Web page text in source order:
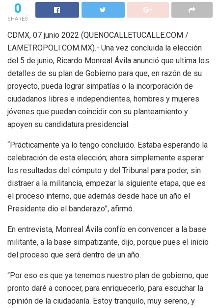
0
SHARES
CDMX, 07 junio 2022 (QUENOCALLETUCALLE.COM /
LAMETROPOLI.COM.MX).- Una vez concluida la elección
del 5 de junio, Ricardo Monreal Ávila anunció que ultima los
detalles de su plan de Gobierno para que, en razón de su
proyecto, pueda lograr simpatías o la incorporación de
ciudadanos libres e independientes, hombres y mujeres
jóvenes que puedan coincidir con su planteamiento y
apoyen su candidatura presidencial.
“Prácticamente ya lo tengo concluido. Estaba esperando la
celebración de esta elección; ahora simplemente esperar
los resultados del cómputo y del Tribunal para poder, sin
distraer a la militancia, empezar la siguiente etapa, que es
el proceso interno, que además desde hace un año el
Presidente dio el banderazo”, afirmó.
En entrevista, Monreal Ávila confío en convencer a la base
militante, a la base simpatizante, dijo, porque pues el inicio
del proceso que será dentro de un año.
“Por eso es que ya tenemos nuestro plan de gobierno, que
pronto daré a conocer, para enriquecerlo, para escuchar la
opinión de la ciudadanía. Estoy tranquilo, muy sereno, y